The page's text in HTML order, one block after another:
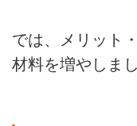
では、メリット
材料を増やしまし